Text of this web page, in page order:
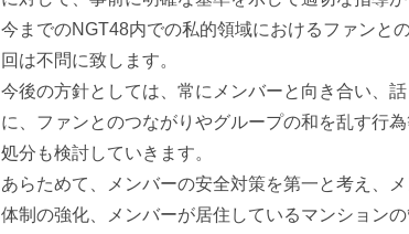
今までのNGT48内での私的領域におけるファンと
回は不問に致します。
今後の方針としては、常にメンバーと向き合い、
に、ファンとのつながりやグループの和を乱す行
処分も検討していきます。
あらためて、メンバーの安全対策を第一と考え、
体制の強化、メンバーが居住しているマンション